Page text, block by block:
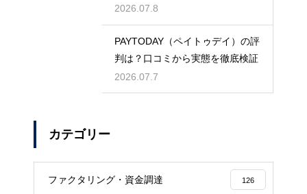
検証！
2026.07.8
PAYTODAY（ペイトゥデイ）の評
判は？口コミから実態を徹底検証
2026.07.7
カテゴリー
ファクタリング・資金調達 126